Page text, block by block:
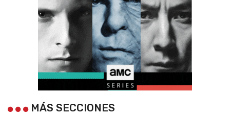
MÁS SECCIONES